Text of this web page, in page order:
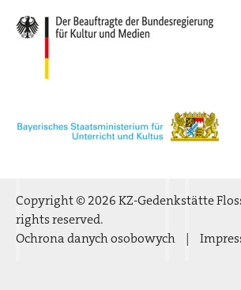
Copyright © 2026 KZ-Gedenkstätte
rights reserved.
Ochrona danych osobowych